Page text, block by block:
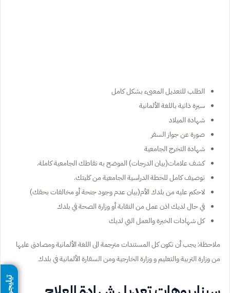
الطلب للتعديل المعبىء بشكل كامل
سيرة ذاتية باللغة الألمانية
شهادة الميلاد
صورة عن جواز السفر
شهادة التخرج الجامعية
كشف علامات(بيان الدرجات) الموضح به نقاطك الجامعية كاملة.
توصيف كامل للخطة الدراسية الجامعية من كليتك.
لاحكم عليه من بلدك الأم(بيان عدم وجود جنحة أو مخالفات بحقك)
في حال لديك اذن عمل من النقابة أو وزارة الصحة في بلدك
كل شهادات الخبرة والعمل التي لديك
ملاحظة: يجب أن تكون كل المستندات مترجمة الى اللغة الألمانية ومصادق عليها
من وزارة التربية والتعليم و وزارة الخارجية ومن السفارة الألمانية في بلدك